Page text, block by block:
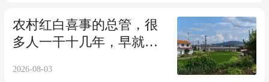
农村红白喜事的总管，很
多人一干十几年，早就不
担子
2026-08-03